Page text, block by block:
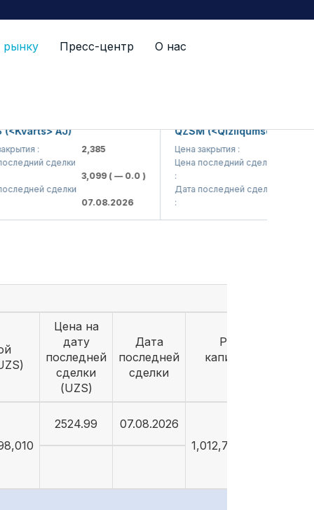
Пресс-центр О нас
AJ)
:
2,385
сделки
3,099( — 0.0 )
сделки
07.08.2026
QZSM (<Qizilqumsement> AJ)
Цена закрытия :
Цена последний сделки
Дата последней сделки
Цена на
дату
последней
сделки
(UZS)
Дата
последней
сделки
Рыночная
капитализация
2524.99
07.08.2026
1,012,794,106,269.14